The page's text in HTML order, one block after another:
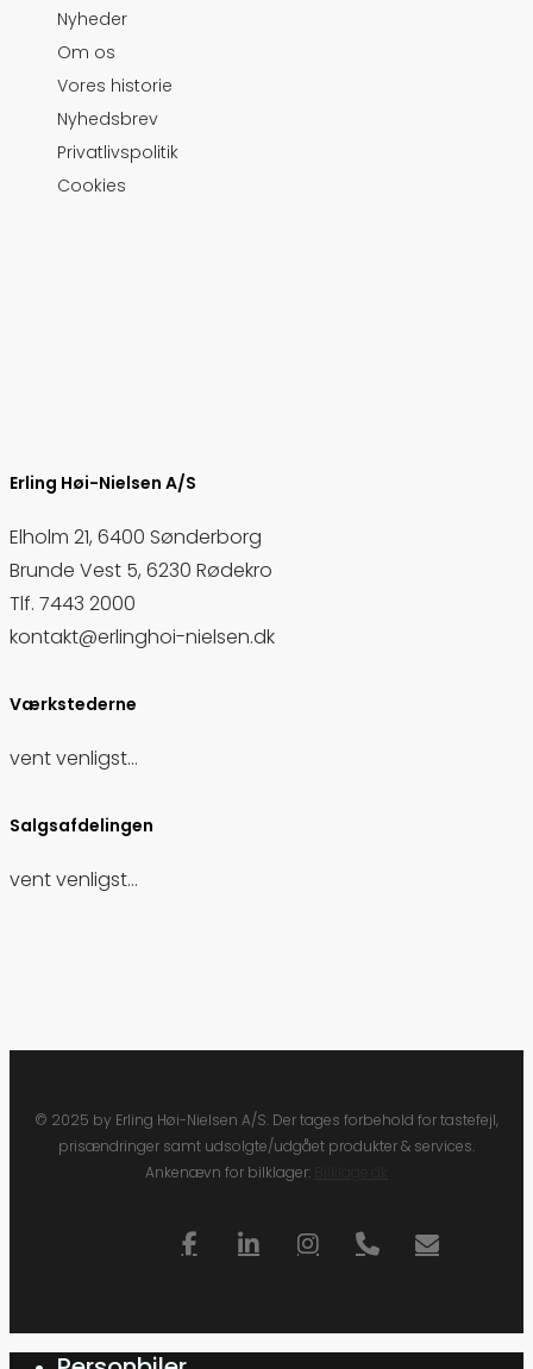
Nyheder
Om os
Vores historie
Nyhedsbrev
Privatlivspolitik
Cookies
Erling Høi-Nielsen A/S
Elholm 21, 6400 Sønderborg
Brunde Vest 5, 6230 Rødekro
Tlf. 7443 2000
kontakt@erlinghoi-nielsen.dk
Værkstederne
vent venligst...
Salgsafdelingen
vent venligst...
© 2025 by Erling Høi-Nielsen A/S. Der tages forbehold for tastefejl,
prisændringer samt udsolgte/udgået produkter & services.
Ankenævn for bilklager:
facebooklinkedin instagramphone email